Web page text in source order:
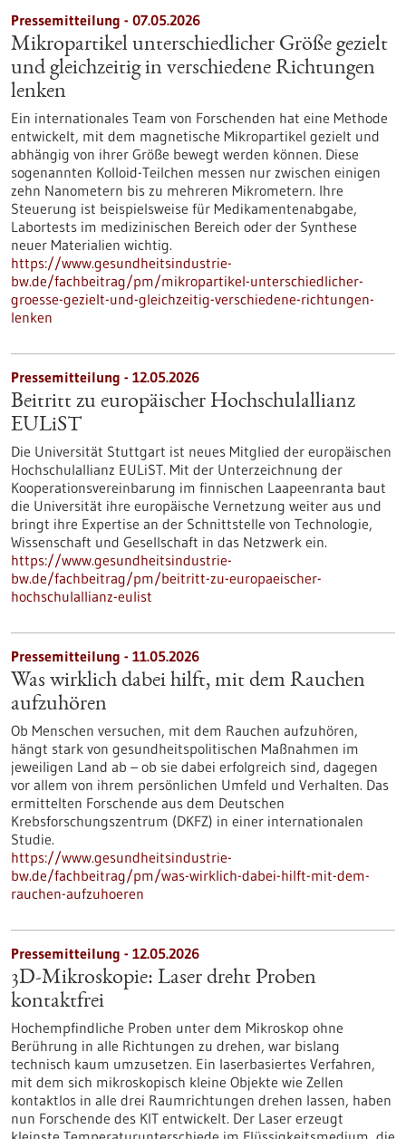
Pressemitteilung - 07.05.2026
Mikropartikel unterschiedlicher Größe gezielt
und gleichzeitig in verschiedene Richtungen
lenken
Ein internationales Team von Forschenden hat eine Methode
entwickelt, mit dem magnetische Mikropartikel gezielt und
abhängig von ihrer Größe bewegt werden können. Diese
sogenannten Kolloid-Teilchen messen nur zwischen einigen
zehn Nanometern bis zu mehreren Mikrometern. Ihre
Steuerung ist beispielsweise für Medikamentenabgabe,
Labortests im medizinischen Bereich oder der Synthese
neuer Materialien wichtig.
https://www.gesundheitsindustrie-
bw.de/fachbeitrag/pm/mikropartikel-unterschiedlicher-
groesse-gezielt-und-gleichzeitig-verschiedene-richtungen-
lenken
Pressemitteilung - 12.05.2026
Beitritt zu europäischer Hochschulallianz
EULiST
Die Universität Stuttgart ist neues Mitglied der europäischen
Hochschulallianz EULiST. Mit der Unterzeichnung der
Kooperationsvereinbarung im finnischen Laapeenranta baut
die Universität ihre europäische Vernetzung weiter aus und
bringt ihre Expertise an der Schnittstelle von Technologie,
Wissenschaft und Gesellschaft in das Netzwerk ein.
https://www.gesundheitsindustrie-
bw.de/fachbeitrag/pm/beitritt-zu-europaeischer-
hochschulallianz-eulist
Pressemitteilung - 11.05.2026
Was wirklich dabei hilft, mit dem Rauchen
aufzuhören
Ob Menschen versuchen, mit dem Rauchen aufzuhören,
hängt stark von gesundheitspolitischen Maßnahmen im
jeweiligen Land ab – ob sie dabei erfolgreich sind, dagegen
vor allem von ihrem persönlichen Umfeld und Verhalten. Das
ermittelten Forschende aus dem Deutschen
Krebsforschungszentrum (DKFZ) in einer internationalen
Studie.
https://www.gesundheitsindustrie-
bw.de/fachbeitrag/pm/was-wirklich-dabei-hilft-mit-dem-
rauchen-aufzuhoeren
Pressemitteilung - 12.05.2026
3D-Mikroskopie: Laser dreht Proben
kontaktfrei
Hochempfindliche Proben unter dem Mikroskop ohne
Berührung in alle Richtungen zu drehen, war bislang
technisch kaum umzusetzen. Ein laserbasiertes Verfahren,
mit dem sich mikroskopisch kleine Objekte wie Zellen
kontaktlos in alle drei Raumrichtungen drehen lassen, haben
nun Forschende des KIT entwickelt. Der Laser erzeugt